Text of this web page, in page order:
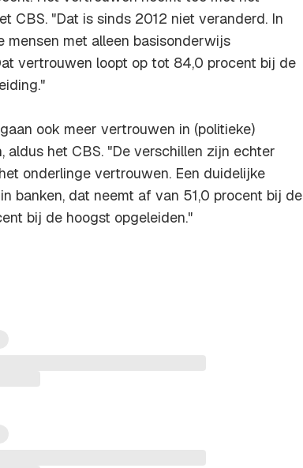
CBS. "Dat is sinds 2012 niet veranderd. In
met alleen basisonderwijs
vertrouwen loopt op tot 84,0 procent bij de
ook meer vertrouwen in (politieke)
aldus het CBS. "De verschillen zijn echter
onderlinge vertrouwen. Een duidelijke
banken, dat neemt af van 51,0 procent bij de
bij de hoogst opgeleiden."